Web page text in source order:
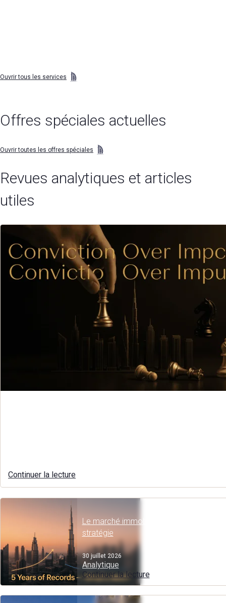
Ouvrir tous les services
Offres spéciales actuelles
Ouvrir toutes les offres spéciales
Revues analytiques et articles
utiles
Continuer la lecture
Le marché immobilier de Dubaï : des
stratégie
30 juillet 2026
Analytique
Continuer la lecture